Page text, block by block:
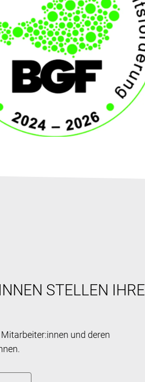
STELLEN IHRE
und deren